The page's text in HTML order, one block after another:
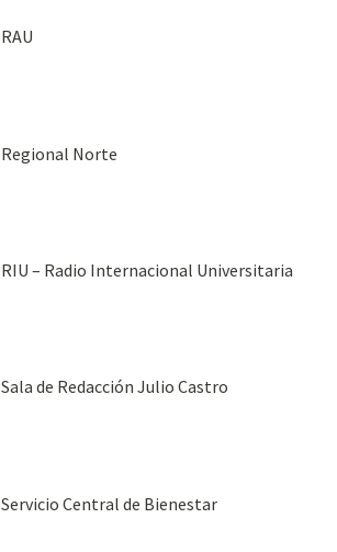
RAU
Regional Norte
RIU – Radio Internacional Universitaria
Sala de Redacción Julio Castro
Servicio Central de Bienestar